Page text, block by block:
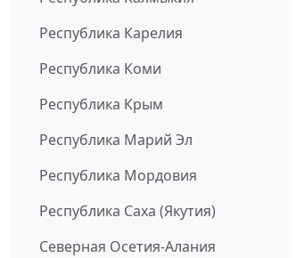
Республика Карелия
Республика Коми
Республика Крым
Республика Марий Эл
Республика Мордовия
Республика Саха (Якутия)
Северная Осетия-Алания